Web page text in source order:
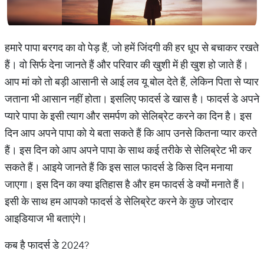
हमारे पापा बरगद का वो पेड़ हैं, जो हमें जिंदगी की हर धूप से बचाकर रखते
हैं। वो सिर्फ देना जानते हैं और परिवार की खुशी में ही खुश हो जाते हैं।
आप मां को तो बड़ी आसानी से आई लव यू बोल देते हैं, लेकिन पिता से प्यार
जताना भी आसान नहीं होता। इसलिए फादर्स डे खास है। फादर्स डे अपने
प्यारे पापा के इसी त्याग और समर्पण को सेलिब्रेट करने का दिन है। इस
दिन आप अपने पापा को ये बता सकते हैं कि आप उनसे कितना प्यार करते
हैं। इस दिन को आप अपने पापा के साथ कई तरीके से सेलिब्रेट भी कर
सकते हैं। आइये जानते हैं कि इस साल फादर्स डे किस दिन मनाया
जाएगा। इस दिन का क्या इतिहास है और हम फादर्स डे क्यों मनाते हैं।
इसी के साथ हम आपको फादर्स डे सेलिब्रेट करने के कुछ जोरदार
आइडियाज भी बताएंगे।
कब है फादर्स डे 2024?